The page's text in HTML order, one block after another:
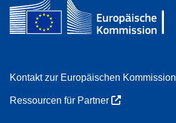
Kontakt zur Europäischen Kommission
Ressourcen für Partner